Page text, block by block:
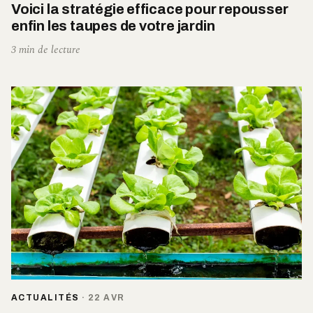
Voici la stratégie efficace pour repousser
enfin les taupes de votre jardin
3 min de lecture
ACTUALITÉS · 22 AVR